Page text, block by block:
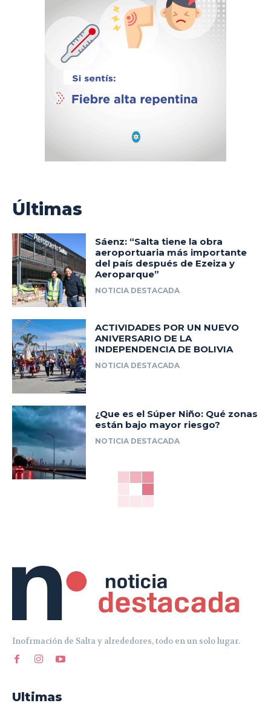
Últimas
Sáenz: “Salta tiene la obra
aeroportuaria más importante
del país después de Ezeiza y
Aeroparque”
NOTICIA DESTACADA
ACTIVIDADES POR UN NUEVO
ANIVERSARIO DE LA
INDEPENDENCIA DE BOLIVIA
NOTICIA DESTACADA
¿Que es el Súper Niño: Qué zonas
están bajo mayor riesgo?
NOTICIA DESTACADA
Inofrmación de Salta y alrededores, todo en un solo lugar.
Ultimas